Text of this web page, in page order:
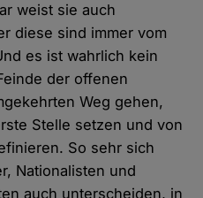
weist sie auch
diese sind immer vom
es ist wahrlich kein
der offenen
Weg gehen,
Stelle setzen und von
So sehr sich
Nationalisten und
auch unterscheiden, in